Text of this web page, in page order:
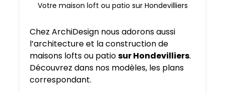
Votre maison loft ou patio sur Hondevilliers
Chez ArchiDesign nous adorons aussi
l’architecture et la construction de
maisons lofts ou patiosur Hondevilliers.
Découvrez dans nos modèles, les plans
correspondant.